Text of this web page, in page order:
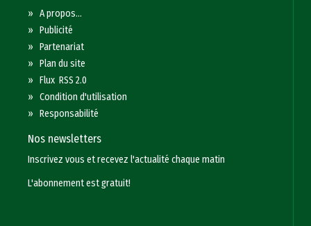
»A propos...
»Publicité
»Partenariat
»Plan du site
»Flux RSS 2.0
»Condition d'utilisation
»Responsabilité
Nos newsletters
Inscrivez vous et recevez l'actualité chaque matin
L'abonnement est gratuit!